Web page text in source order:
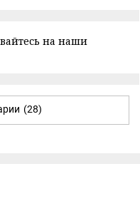
на наши
(28)